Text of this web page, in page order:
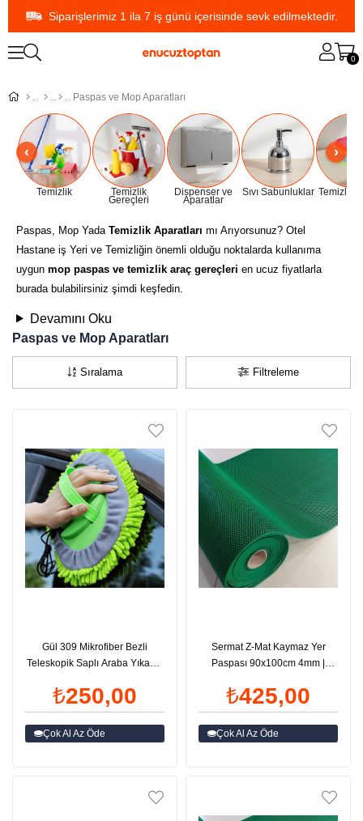
Siparişlerimiz 1 ila 7 iş günü içerisinde sevk edilmektedir.
0
Paspas ve Mop Aparatları
Temizlik Temizlik
Gereçleri
Dispenser ve
Aparatlar
Sıvı Sabunluklar Temizlik
Paspas, Mop Yada Temizlik Aparatları mı Arıyorsunuz? Otel
Hastane iş Yeri ve Temizliğin önemli olduğu noktalarda kullanıma
uygun mop paspas ve temizlik araç gereçleri en ucuz fiyatlarla
burada bulabilirsiniz şimdi keşfedin.
Devamını Oku
Paspas ve Mop Aparatları
Filtreleme
Sıralama
Gül 309 Mikrofiber Bezli
Teleskopik Saplı Araba Yıkama
₺250,00
Çok Al Az Öde
Sermat Z-Mat Kaymaz Yer
Paspası 90x100cm 4mm |
₺425,00
Çok Al Az Öde